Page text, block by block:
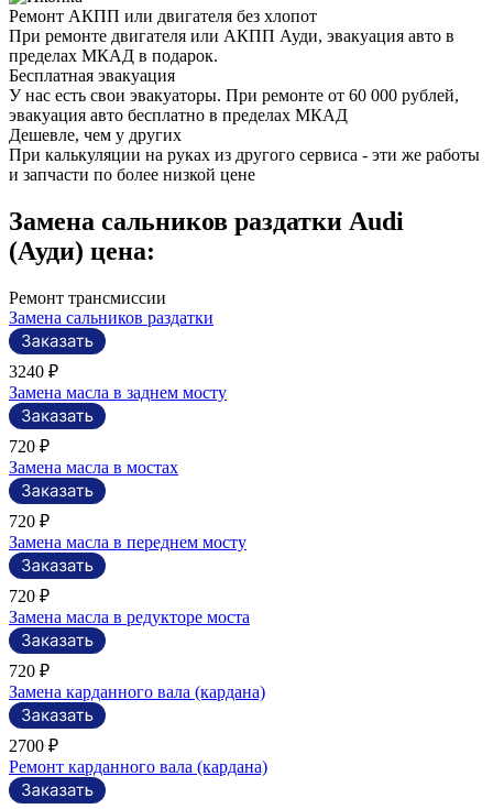
Ремонт АКПП или двигателя без хлопот
При ремонте двигателя или АКПП Ауди, эвакуация авто в
пределах МКАД в подарок.
Бесплатная эвакуация
У нас есть свои эвакуаторы. При ремонте от 60 000 рублей,
эвакуация авто бесплатно в пределах МКАД
Дешевле, чем у других
При калькуляции на руках из другого сервиса - эти же работы
и запчасти по более низкой цене
Замена сальников раздатки Audi
(Ауди) цена:
Ремонт трансмиссии
Замена сальников раздатки
3240 ₽
Замена масла в заднем мосту
720 ₽
Замена масла в мостах
720 ₽
Замена масла в переднем мосту
720 ₽
Замена масла в редукторе моста
720 ₽
Замена карданного вала (кардана)
2700 ₽
Ремонт карданного вала (кардана)